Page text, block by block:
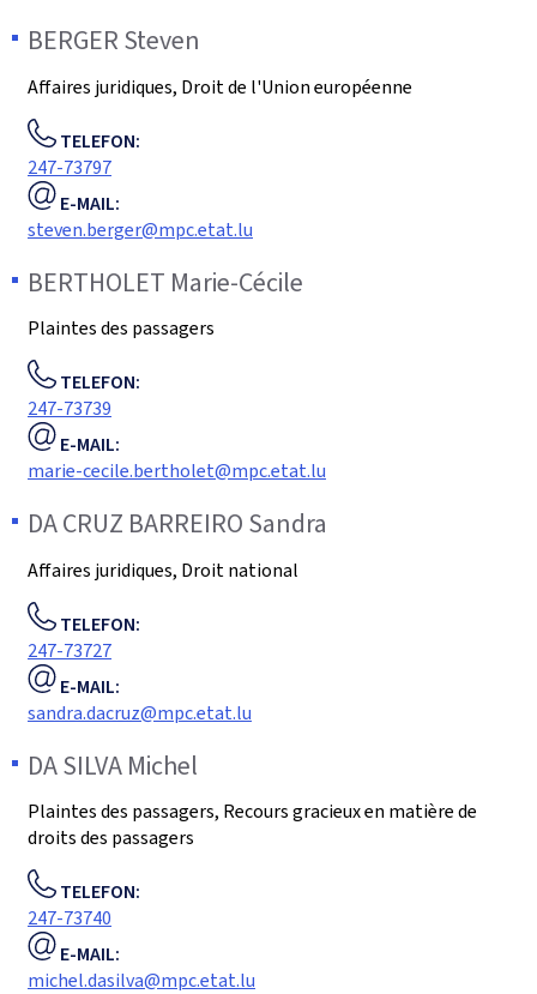
BERGER Steven
Affaires juridiques, Droit de l'Union européenne
TELEFON:
247-73797
E-MAIL:
steven.berger@mpc.etat.lu
BERTHOLET Marie-Cécile
Plaintes des passagers
TELEFON:
247-73739
E-MAIL:
marie-cecile.bertholet@mpc.etat.lu
DA CRUZ BARREIRO Sandra
Affaires juridiques, Droit national
TELEFON:
247-73727
E-MAIL:
sandra.dacruz@mpc.etat.lu
DA SILVA Michel
Plaintes des passagers, Recours gracieux en matière de
droits des passagers
TELEFON:
247-73740
E-MAIL:
michel.dasilva@mpc.etat.lu